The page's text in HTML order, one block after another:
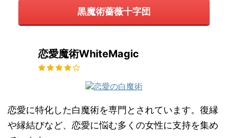
黒魔術薔薇十字団
恋愛魔術WhiteMagic
恋愛に特化した白魔術を専門とされています。復縁
や縁結びなど、恋愛に悩む多くの女性に支持を集め